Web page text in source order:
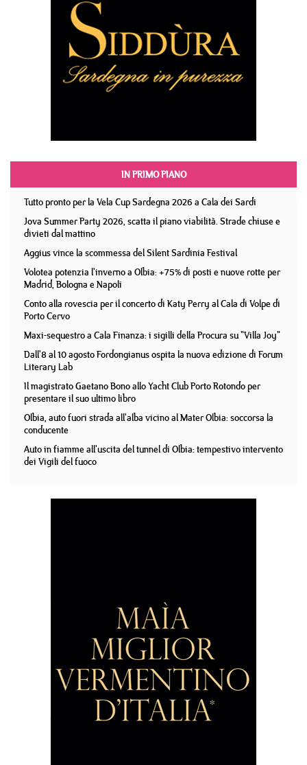
IN PRIMO PIANO
Tutto pronto per la Vela Cup Sardegna 2026 a Cala dei Sardi
Jova Summer Party 2026, scatta il piano viabilità. Strade chiuse e
divieti dal mattino
Aggius vince la scommessa del Silent Sardinia Festival
Volotea potenzia l'inverno a Olbia: +75% di posti e nuove rotte per
Madrid, Bologna e Napoli
Conto alla rovescia per il concerto di Katy Perry al Cala di Volpe di
Porto Cervo
Maxi-sequestro a Cala Finanza: i sigilli della Procura su "Villa Joy"
Dall'8 al 10 agosto Fordongianus ospita la nuova edizione di Forum
Literary Lab
Il magistrato Gaetano Bono allo Yacht Club Porto Rotondo per
presentare il suo ultimo libro
Olbia, auto fuori strada all'alba vicino al Mater Olbia: soccorsa la
conducente
Auto in fiamme all'uscita del tunnel di Olbia: tempestivo intervento
dei Vigili del fuoco